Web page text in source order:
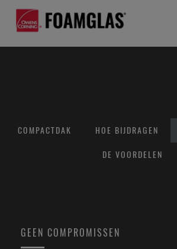
COMPACTDAK HOE BIJDRAGEN
DE VOORDELEN
GEEN COMPROMISSEN